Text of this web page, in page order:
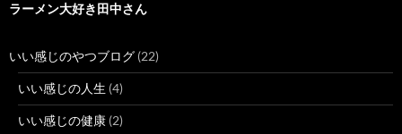
ラーメン大好き田中さん
いい感じのやつブログ (22)
いい感じの人生 (4)
いい感じの健康 (2)